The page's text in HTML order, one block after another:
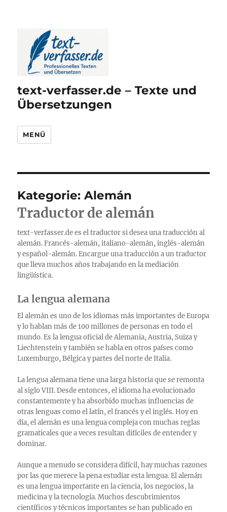
text-verfasser.de – Texte und
Übersetzungen
MENÜ
Kategorie:Alemán
Traductor de alemán
text-verfasser.de es el traductor si desea una traducción al
alemán. Francés-alemán, italiano-alemán, inglés-alemán
y español-alemán. Encargue una traducción a un traductor
que lleva muchos años trabajando en la mediación
lingüística.
La lengua alemana
El alemán es uno de los idiomas más importantes de Europa
y lo hablan más de 100 millones de personas en todo el
mundo. Es la lengua oficial de Alemania, Austria, Suiza y
Liechtenstein y también se habla en otros países como
Luxemburgo, Bélgica y partes del norte de Italia.
La lengua alemana tiene una larga historia que se remonta
al siglo VIII. Desde entonces, el idioma ha evolucionado
constantemente y ha absorbido muchas influencias de
otras lenguas como el latín, el francés y el inglés. Hoy en
día, el alemán es una lengua compleja con muchas reglas
gramaticales que a veces resultan difíciles de entender y
dominar.
Aunque a menudo se considera difícil, hay muchas razones
por las que merece la pena estudiar esta lengua. El alemán
es una lengua importante en la ciencia, los negocios, la
medicina y la tecnología. Muchos descubrimientos
científicos y técnicos importantes se han publicado en